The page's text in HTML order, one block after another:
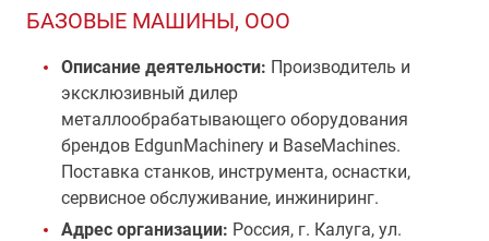
БАЗОВЫЕ МАШИНЫ, ООО
Описание деятельности: Производитель и
эксклюзивный дилер
металлообрабатывающего оборудования
брендов EdgunMachinery и BaseMachines.
Поставка станков, инструмента, оснастки,
сервисное обслуживание, инжиниринг.
Адрес организации: Россия, г. Калуга, ул.